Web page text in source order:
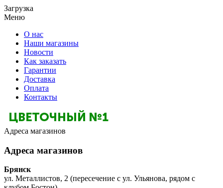
Загрузка
Меню
О нас
Наши магазины
Новости
Как заказать
Гарантии
Доставка
Оплата
Контакты
Адреса магазинов
Адреса магазинов
Брянск
ул. Металлистов, 2 (пересечение с ул. Ульянова, рядом с